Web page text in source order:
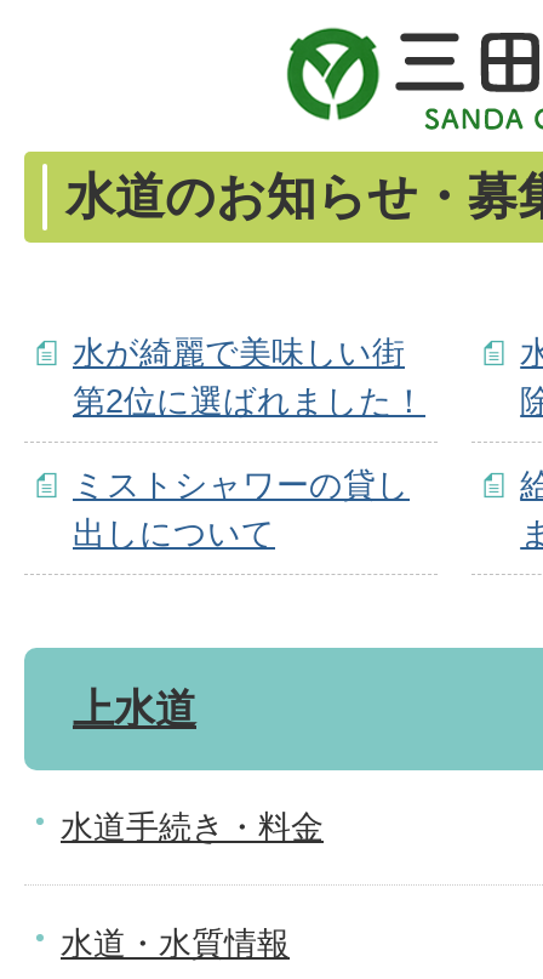
水道のお知らせ・募
水が綺麗で美味しい街
第2位に選ばれました！
ミストシャワーの貸し
出しについて
上水道
水道手続き・料金
水道・水質情報